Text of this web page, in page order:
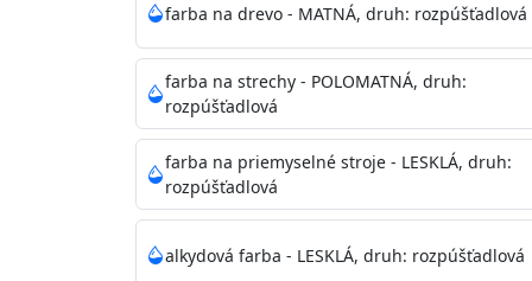
Informácie k aplikácií
Pred použitím farbu narieďte do 10%
vrstvu štetcom, valčekom alebo
4hod/23°C je možné aplikovať ďalšiu
teplotou sa doba schnutia predlžuje.
Neaplikujte pri teplote pod 5°C a nad
farba na drevo - MATNÁ, druh: rozpúšťadlová
farba na strechy - POLOMATNÁ, druh:
rozpúšťadlová
farba na priemyselné stroje - LESKLÁ, druh:
rozpúšťadlová
alkydová farba - LESKLÁ, druh: rozpúšťadlová